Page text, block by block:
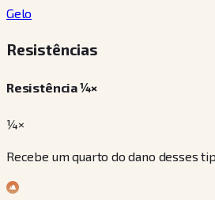
Gelo
Resistências
Resistência ¼×
¼×
Recebe um quarto do dano desses